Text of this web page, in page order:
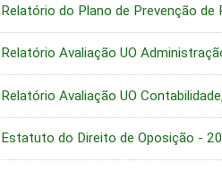
Relatório do Plano de Prevenção
Relatório Avaliação UO
Relatório Avaliação UO
Estatuto do Direito de Oposição -